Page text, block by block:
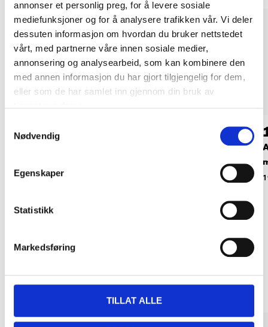
annonser et personlig preg, for å levere sosiale
mediefunksjoner og for å analysere trafikken vår. Vi deler
dessuten informasjon om hvordan du bruker nettstedet
vårt, med partnerne våre innen sosiale medier,
annonsering og analysearbeid, som kan kombinere den
med annen informasjon du har gjort tilgjengelig for dem,
eller som de har samlet inn gjennom din bruk av
Nødvendig
Egenskaper
Statistikk
Markedsføring
TILLAT ALLE
135,-
20-352
Avtrekker, 80 x 100